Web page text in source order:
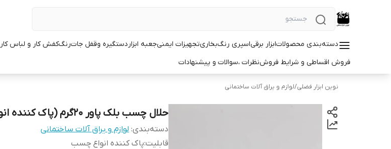
دسته‌بندی محصولاتابزار برقیاسپری رنگبخاریتجهیزات ایمنیجعبه ابزاردستگیره وقفل جاترنگکفش کار و لباس کار
فروش اقساطی و شرایط فروشنظرات ،سوالات و پیشنهادات
نوین ابزار فضلی/لوازم و یراق آلات ساختمانی
حلال چسب بلک پاور 20گرم (پاک کننده انواع چسب)
دسته‌بندی: لوازم و یراق آلات ساختمانی
قابلیت:پاک کننده انواع چسب